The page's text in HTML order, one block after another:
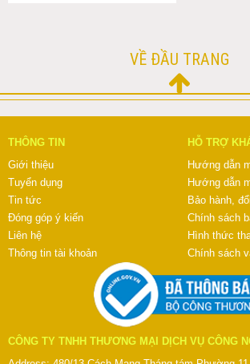
VỀ ĐẦU TRANG
THÔNG TIN
Giới thiệu
Tuyển dụng
Tin tức
Đóng góp ý kiến
Liên hệ
Thông tin tài khoản
HỖ TRỢ
Hướng dẫn
Hướng dẫn
Bảo hành,
Chính sách
Hình thức
Chính sách
CÔNG TY TNHH THƯƠNG MẠI DỊCH VỤ CÔNG